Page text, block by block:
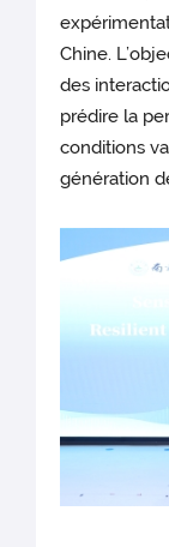
Chine.
des
prédire la
conditions
génération